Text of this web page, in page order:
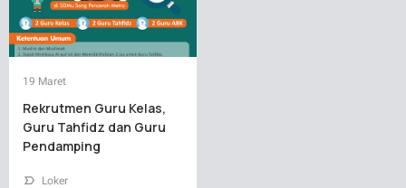
19 Maret
Rekrutmen Guru Kelas,
Guru Tahfidz dan Guru
Pendamping
Loker